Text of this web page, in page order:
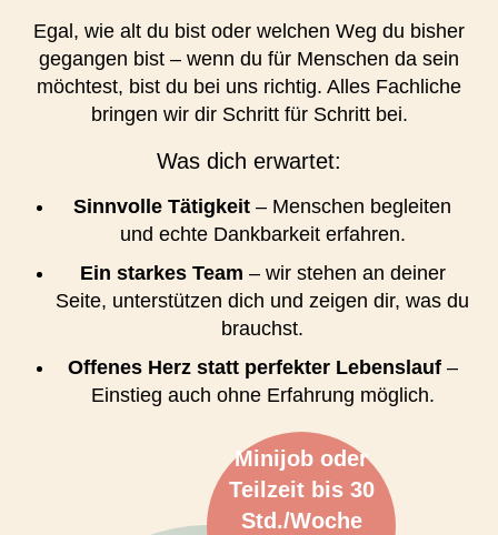
Minijob oder
Teilzeit bis 30
Std./Woche
Egal, wie alt du bist oder welchen Weg du bisher
gegangen bist – wenn du für Menschen da sein
möchtest, bist du bei uns richtig. Alles Fachliche
bringen wir dir Schritt für Schritt bei.
Was dich erwartet:
Sinnvolle Tätigkeit – Menschen begleiten
und echte Dankbarkeit erfahren.
Ein starkes Team – wir stehen an deiner
Seite, unterstützen dich und zeigen dir, was du
brauchst.
Offenes Herz statt perfekter Lebenslauf–
Einstieg auch ohne Erfahrung möglich.